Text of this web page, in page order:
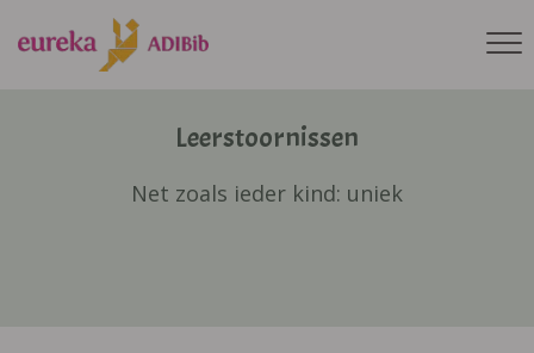
Leerstoornissen
Net zoals ieder kind: uniek